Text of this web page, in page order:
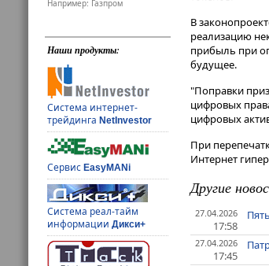
Например: Газпром
Наши продукты:
Система интернет-
трейдингаNetInvestor
СервисEasyMANi
Система реал-тайм
информацииДикси+
В
реализацию
прибыль при
будущее.
"Поправки
цифровых
цифровых
При
Интернет
Другие
27.04.2026
17:58
27.04.2026
17:45